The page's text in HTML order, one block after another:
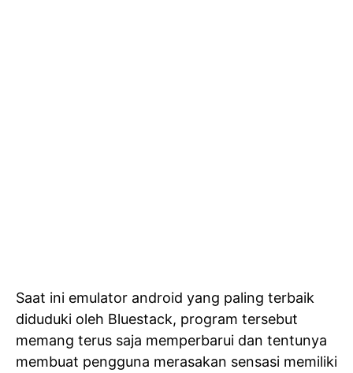
Saat ini emulator android yang paling terbaik
diduduki oleh Bluestack, program tersebut
memang terus saja memperbarui dan tentunya
membuat pengguna merasakan sensasi memiliki